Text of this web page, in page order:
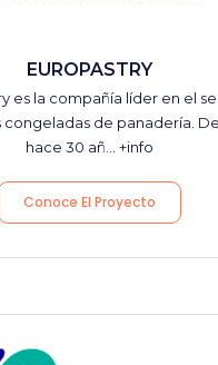
EUROPASTRY
es la compañía líder en el
congeladas de panadería.
hace 30 añ... +info
Conoce El Proyecto